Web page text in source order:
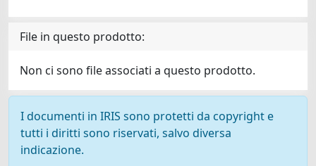
File in questo prodotto:
Non ci sono file associati a questo prodotto.
I documenti in IRIS sono protetti da copyright e
tutti i diritti sono riservati, salvo diversa
indicazione.